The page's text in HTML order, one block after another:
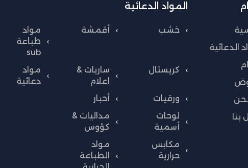
الدعائية
بنا
المواد الدعائية
خشب
كريستال
ورقيات
لوحات
أسمية
مكابس
حرارية
أقمشة
ساريات &
اعلام
أحبار
مداليات &
كؤوس
مواد
الطباعة
مواد
طباعة
sub
مواد
دعائية